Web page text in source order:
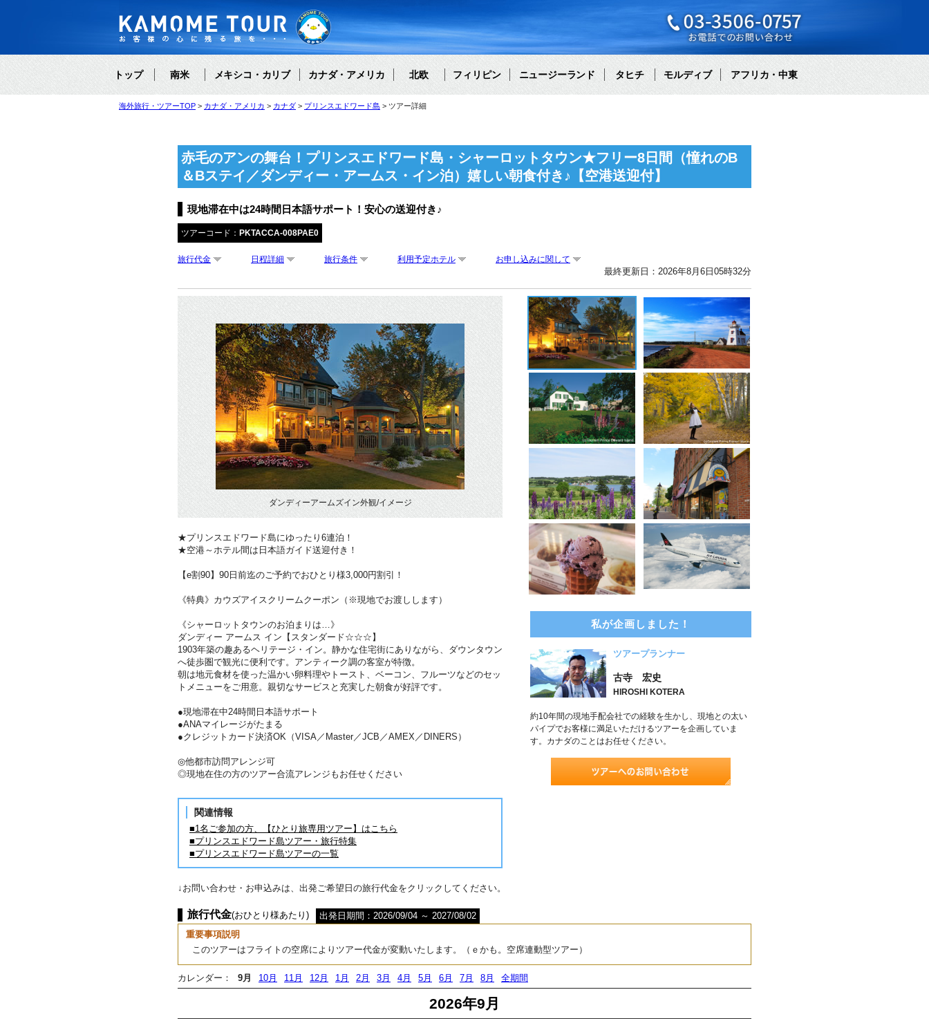
トップ 南米 メキシコ・カリブ カナダ・アメリカ 北欧 フィリピン ニュージーランド タヒチ モルディブ アフリカ・中東
海外旅行・ツアーTOP カナダ・アメリカ カナダ プリンスエドワード島 ツアー詳細
赤毛のアンの舞台！プリンスエドワード島・シャーロットタウン★フリー8日間（憧れのB
＆Bステイ／ダンディー・アームス・イン泊）嬉しい朝食付き♪【空港送迎付】
現地滞在中は24時間日本語サポート！安心の送迎付き♪
ツアーコード： PKTACCA-008PAE0
旅行代金 日程詳細 旅行条件 利用予定ホテル お申し込みに関して
最終更新日：2026年8月6日05時32分
ダンディーアームズイン外観/イメージ
★プリンスエドワード島にゆったり6連泊！
★空港～ホテル間は日本語ガイド送迎付き！
【e割90】90日前迄のご予約でおひとり様3,000円割引！
《特典》カウズアイスクリームクーポン（※現地でお渡しします）
《シャーロットタウンのお泊まりは…》
ダンディー アームス イン【スタンダード☆☆☆】
1903年築の趣あるヘリテージ・イン。静かな住宅街にありながら、ダウンタウン
へ徒歩圏で観光に便利です。アンティーク調の客室が特徴。
朝は地元食材を使った温かい卵料理やトースト、ベーコン、フルーツなどのセッ
トメニューをご用意。親切なサービスと充実した朝食が好評です。
●現地滞在中24時間日本語サポート
●ANAマイレージがたまる
●クレジットカード決済OK（VISA／Master／JCB／AMEX／DINERS）
◎他都市訪問アレンジ可
◎現地在住の方のツアー合流アレンジもお任せください
関連情報
■1名ご参加の方、【ひとり旅専用ツアー】はこちら
■プリンスエドワード島ツアー・旅行特集
■プリンスエドワード島ツアーの一覧
私が企画しました！
ツアープランナー
古寺 宏史
HIROSHI KOTERA
約10年間の現地手配会社での経験を生かし、現地との太い
パイプでお客様に満足いただけるツアーを企画していま
す。カナダのことはお任せください。
↓お問い合わせ・お申込みは、出発ご希望日の旅行代金をクリックしてください。
旅行代金(おひとり様あたり)
出発日期間：2026/09/04 ～ 2027/08/02
重要事項説明
このツアーはフライトの空席によりツアー代金が変動いたします。（ｅかも。空席連動型ツアー）
カレンダー： 9月 10月 11月 12月 1月 2月 3月 4月 5月 6月 7月 8月 全期間
2026年9月